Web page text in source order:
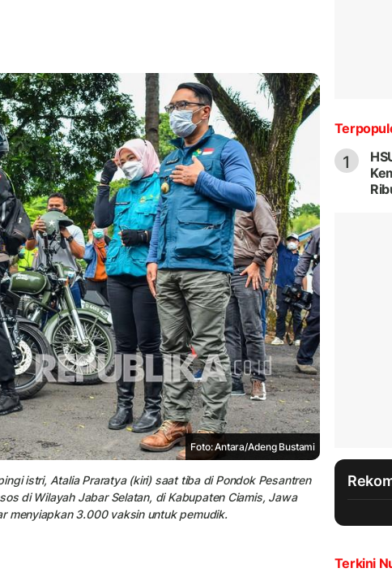
Foto: Antara/Adeng Bustami
istri, Atalia Praratya (kiri) saat tiba di Pondok Pesantren
di Wilayah Jabar Selatan, di Kabupaten Ciamis, Jawa
menyiapkan 3.000 vaksin untuk pemudik.
1
Terkini